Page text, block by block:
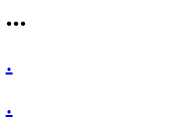
...
.
.